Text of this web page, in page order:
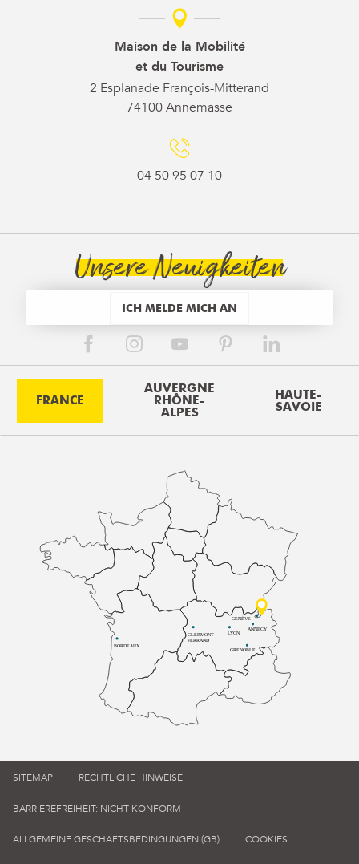
Maison de la Mobilité
et du Tourisme
2 Esplanade François-Mitterand
74100 Annemasse
04 50 95 07 10
Unsere Neuigkeiten
ICH MELDE MICH AN
FRANCE
AUVERGNE
RHÔNE-
ALPES
HAUTE-
SAVOIE
BORDEAUX
CLERMONT-
FERRAND
LYON
ANNECY
GRENOBLE
GENÈVE
SITEMAP RECHTLICHE HINWEISE
BARRIEREFREIHEIT: NICHT KONFORM
ALLGEMEINE GESCHÄFTSBEDINGUNGEN (GB) COOKIES